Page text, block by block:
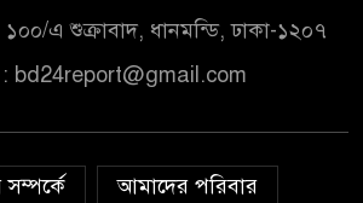
এ শুক্রাবাদ, ধানমন্ডি, ঢাকা-১২০৭
bd24report@gmail.com
আমাদের পরিবার